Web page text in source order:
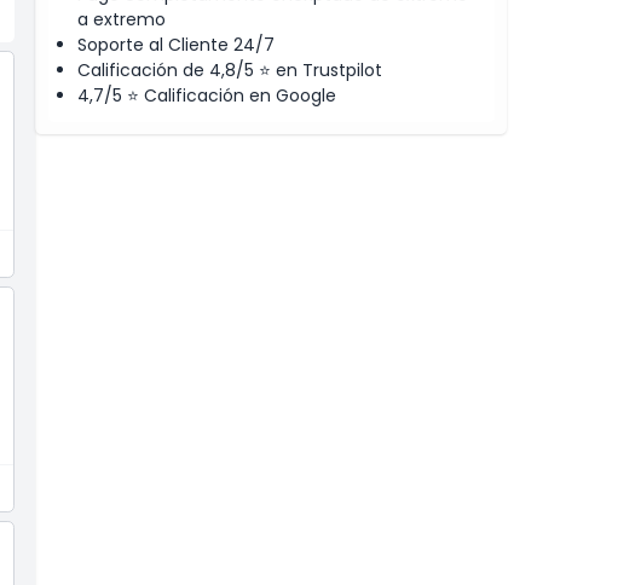
a extremo
Soporte al Cliente 24/7
Calificación de 4,8/5 ⭐ en Trustpilot
4,7/5 ⭐ Calificación en Google